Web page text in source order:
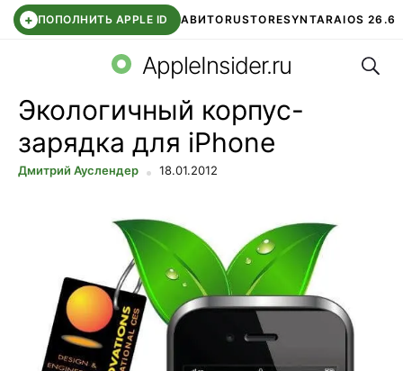
+ ПОПОЛНИТЬ APPLE ID АВИТОRUSTORESYNTARAIOS 26.6
СБЕР КИДС ЧАТ ROBLOXВТБ ОНЛАЙН
AppleInsider.ru
Экологичный корпус-
зарядка для iPhone
Дмитрий Ауслендер 18.01.2012